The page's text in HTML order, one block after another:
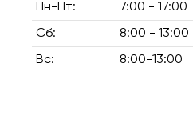
Пн-Пт:
7:00 - 17:00
Сб: 8:00 - 13:00
Вс: 8:00-13:00